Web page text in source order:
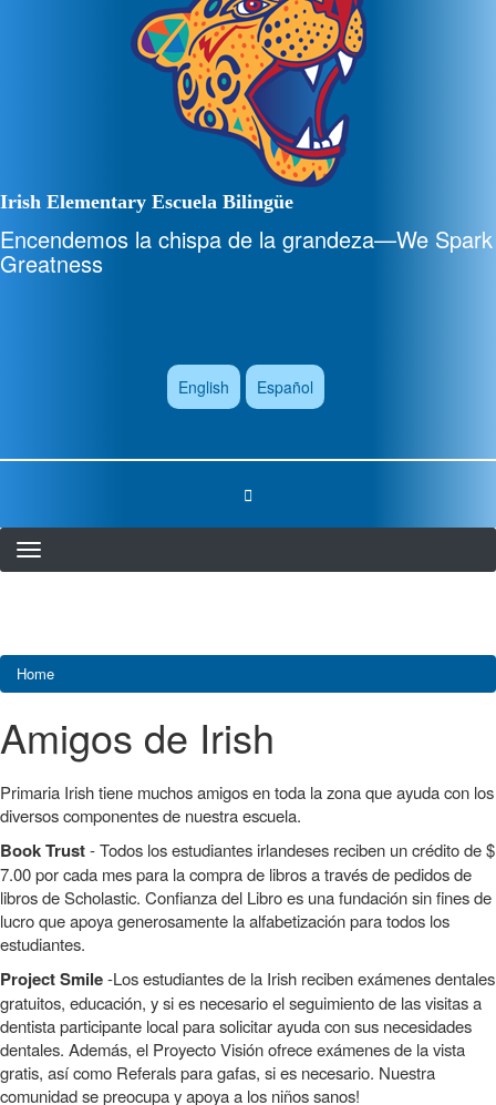
Irish Elementary Escuela Bilingüe
Encendemos la chispa de la grandeza—We Spark
Greatness
English Español
Home
Amigos de Irish
Primaria Irish tiene muchos amigos en toda la zona que ayuda con los
diversos componentes de nuestra escuela.
Book Trust- Todos los estudiantes irlandeses reciben un crédito de $
7.00 por cada mes para la compra de libros a través de pedidos de
libros de Scholastic. Confianza del Libro es una fundación sin fines de
lucro que apoya generosamente la alfabetización para todos los
estudiantes.
Project Smile-Los estudiantes de la Irish reciben exámenes dentales
gratuitos, educación, y si es necesario el seguimiento de las visitas a
dentista participante local para solicitar ayuda con sus necesidades
dentales. Además, el Proyecto Visión ofrece exámenes de la vista
gratis, así como Referals para gafas, si es necesario. Nuestra
comunidad se preocupa y apoya a los niños sanos!